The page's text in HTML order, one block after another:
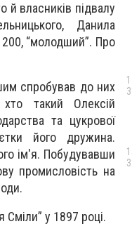
й власників підвалу
Данила
200, “молодший”. Про
спробував до них
такий Олексій
та цукрової
його дружина.
ім'я. Побудувавши
промисловість на
Сміли” у 1897 році.